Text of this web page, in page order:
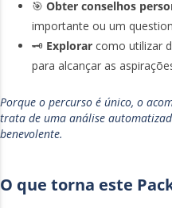
🎯 Obter conselhos
importante ou um
🗝️ Explorar como utilizar
para alcançar as
Porque o percurso é único, o
trata de uma análise
benevolente.
O que torna este